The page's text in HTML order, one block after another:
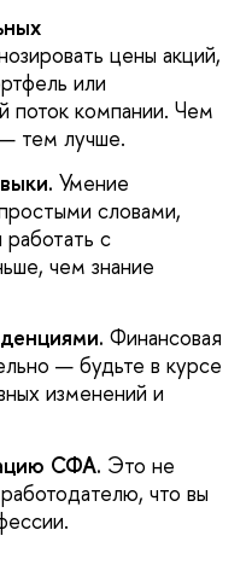
цены акций,
или
поток компании. Чем
тем лучше.
Умение
словами,
с
чем знание
Финансовая
— будьте в курсе
изменений и
СФА. Это не
что вы